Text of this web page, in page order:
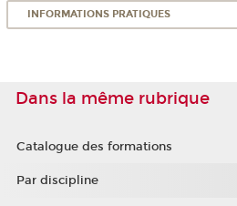
INFORMATIONS PRATIQUES
Dans la même rubrique
Catalogue des formations
Par discipline